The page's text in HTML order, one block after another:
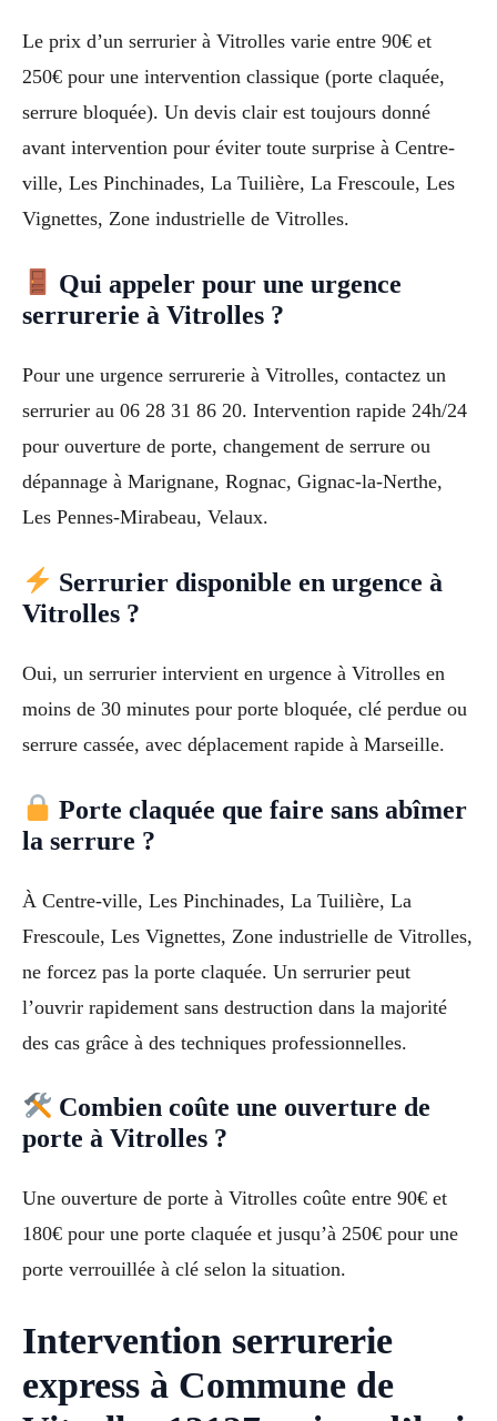
Le prix d’un serrurier à Vitrolles varie entre 90€ et
250€ pour une intervention classique (porte claquée,
serrure bloquée). Un devis clair est toujours donné
avant intervention pour éviter toute surprise à Centre-
ville, Les Pinchinades, La Tuilière, La Frescoule, Les
Vignettes, Zone industrielle de Vitrolles.
Qui appeler pour une urgence
serrurerie à Vitrolles ?
Pour une urgence serrurerie à Vitrolles, contactez un
serrurier au 06 28 31 86 20. Intervention rapide 24h/24
pour ouverture de porte, changement de serrure ou
dépannage à Marignane, Rognac, Gignac-la-Nerthe,
Les Pennes-Mirabeau, Velaux.
Serrurier disponible en urgence à
Vitrolles ?
Oui, un serrurier intervient en urgence à Vitrolles en
moins de 30 minutes pour porte bloquée, clé perdue ou
serrure cassée, avec déplacement rapide à Marseille.
Porte claquée que faire sans abîmer
la serrure ?
À Centre-ville, Les Pinchinades, La Tuilière, La
Frescoule, Les Vignettes, Zone industrielle de Vitrolles,
ne forcez pas la porte claquée. Un serrurier peut
l’ouvrir rapidement sans destruction dans la majorité
des cas grâce à des techniques professionnelles.
Combien coûte une ouverture de
porte à Vitrolles ?
Une ouverture de porte à Vitrolles coûte entre 90€ et
180€ pour une porte claquée et jusqu’à 250€ pour une
porte verrouillée à clé selon la situation.
Intervention serrurerie
express à Commune de